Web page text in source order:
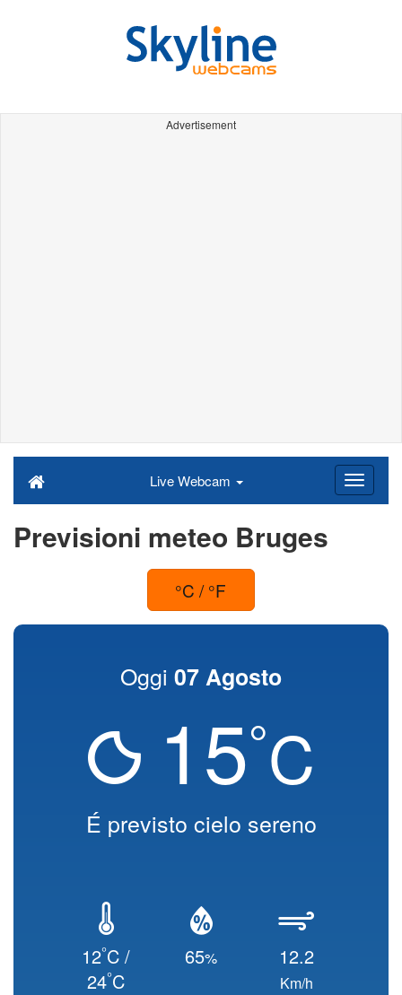
Advertisement
Live Webcam
Previsioni meteo Bruges
°C / °F
Oggi 07 Agosto
15°C
É previsto cielo sereno
12°C /
24°C
65% 12.2
Km/h